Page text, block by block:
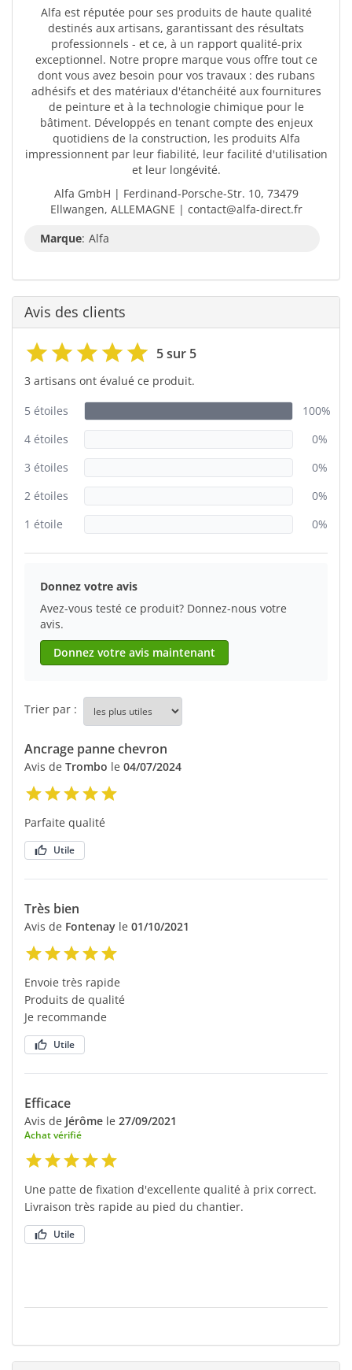
Alfa est réputée pour ses produits de haute qualité
destinés aux artisans, garantissant des résultats
professionnels - et ce, à un rapport qualité-prix
exceptionnel. Notre propre marque vous offre tout ce
dont vous avez besoin pour vos travaux : des rubans
adhésifs et des matériaux d'étanchéité aux fournitures
de peinture et à la technologie chimique pour le
bâtiment. Développés en tenant compte des enjeux
quotidiens de la construction, les produits Alfa
impressionnent par leur fiabilité, leur facilité d'utilisation
et leur longévité.
Alfa GmbH | Ferdinand-Porsche-Str. 10, 73479
Ellwangen, ALLEMAGNE | contact@alfa-direct.fr
Marque: Alfa
Avis des clients
5 sur 5
3 artisans ont évalué ce produit.
5 étoiles
100%
4 étoiles
0%
3 étoiles
0%
2 étoiles
0%
1 étoile
0%
Donnez votre avis
Avez-vous testé ce produit? Donnez-nous votre
avis.
Donnez votre avis maintenant
Trier par :
Ancrage panne chevron
Avis de Trombo le 04/07/2024
Parfaite qualité
Utile
Très bien
Avis de Fontenay le 01/10/2021
Envoie très rapide
Produits de qualité
Je recommande
Utile
Efficace
Avis de Jérôme le 27/09/2021
Achat vérifié
Une patte de fixation d'excellente qualité à prix correct.
Livraison très rapide au pied du chantier.
Utile